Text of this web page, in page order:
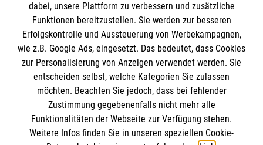
BIC: GENODED 1PA7
Newsletter abonnieren
dabei, unsere Plattform zu verbessern und zusätzliche
Funktionen bereitzustellen. Sie werden zur besseren
Erfolgskontrolle und Aussteuerung von Werbekampagnen,
wie z.B. Google Ads, eingesetzt. Das bedeutet, dass Cookies
zur Personalisierung von Anzeigen verwendet werden. Sie
entscheiden selbst, welche Kategorien Sie zulassen
möchten. Beachten Sie jedoch, dass bei fehlender
Zustimmung gegebenenfalls nicht mehr alle
Funktionalitäten der Webseite zur Verfügung stehen.
Weitere Infos finden Sie in unseren speziellen Cookie-